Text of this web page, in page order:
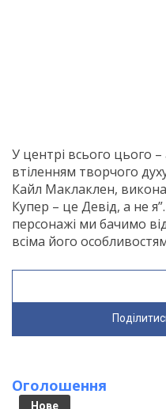
У центрі всього цього
втіленням творчого
Кайл Маклаклен,
Купер – це Девід, а не
персонажі ми бачимо
всіма його
Оголошення
Нове